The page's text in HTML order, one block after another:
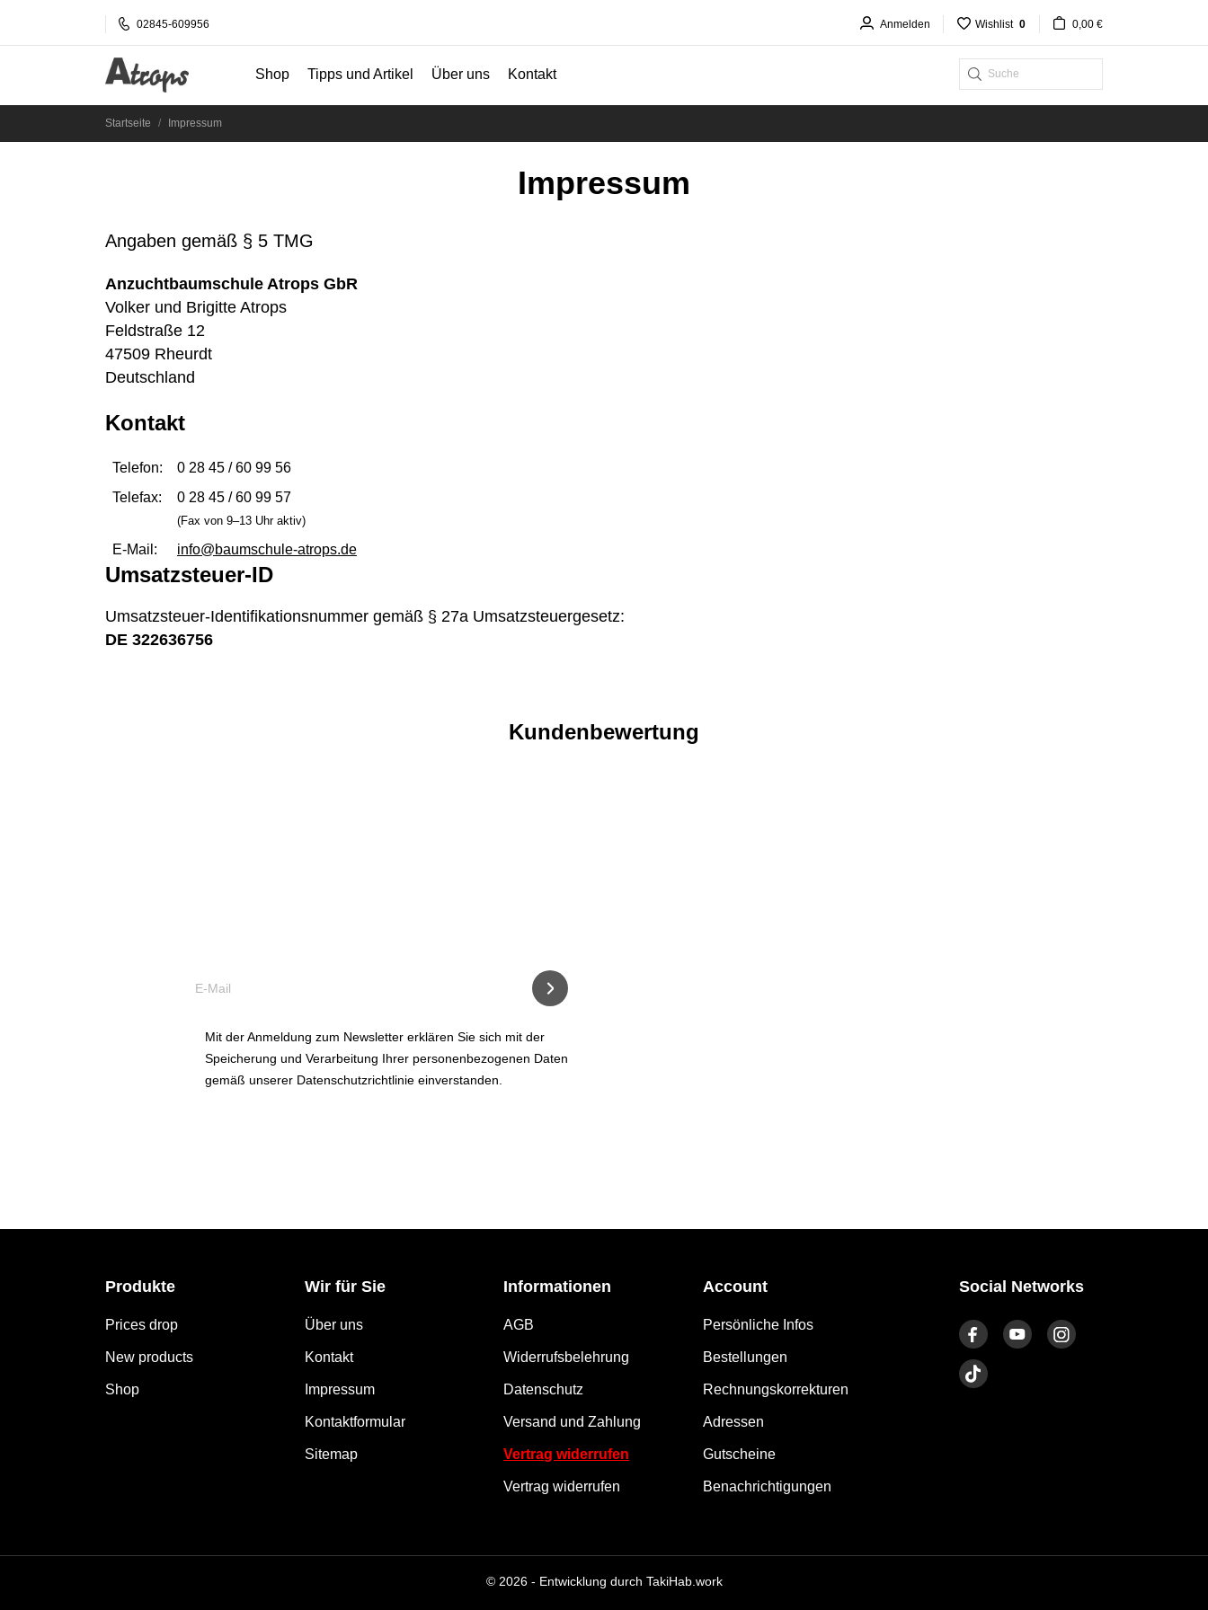
02845-609956 Anmelden Wishlist 0 0,00 €
Shop Tipps und Artikel Über uns Kontakt
Startseite Impressum
Impressum
Angaben gemäß § 5 TMG
Anzuchtbaumschule Atrops GbR
Volker und Brigitte Atrops
Feldstraße 12
47509 Rheurdt
Deutschland
Kontakt
Telefon:
0 28 45 / 60 99 56
Telefax:
0 28 45 / 60 99 57
(Fax von 9–13 Uhr aktiv)
E-Mail: info@baumschule-atrops.de
Umsatzsteuer-ID
Umsatzsteuer-Identifikationsnummer gemäß § 27a Umsatzsteuergesetz:
DE 322636756
Kundenbewertung
Mit der Anmeldung zum Newsletter erklären Sie sich mit der
Speicherung und Verarbeitung Ihrer personenbezogenen Daten
gemäß unserer Datenschutzrichtlinie einverstanden.
Produkte
Prices drop
New products
Shop
Wir für Sie
Über uns
Kontakt
Impressum
Kontaktformular
Sitemap
Informationen
AGB
Widerrufsbelehrung
Datenschutz
Versand und Zahlung
Vertrag widerrufen
Vertrag widerrufen
Account
Persönliche Infos
Bestellungen
Rechnungskorrekturen
Adressen
Gutscheine
Benachrichtigungen
Social Networks
© 2026 - Entwicklung durch TakiHab.work